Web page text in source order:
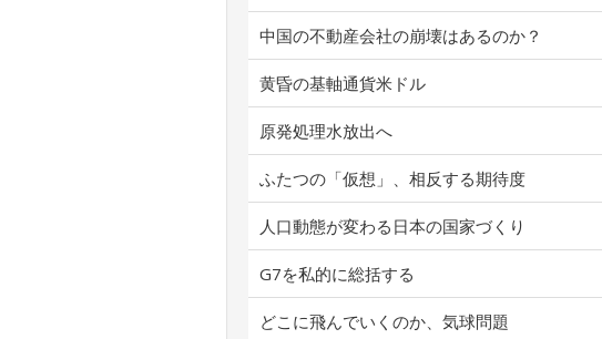
中国の不動産会社の崩壊はあるのか？
黄昏の基軸通貨米ドル
原発処理水放出へ
ふたつの「仮想」、相反する期待度
人口動態が変わる日本の国家づくり
G7を私的に総括する
どこに飛んでいくのか、気球問題